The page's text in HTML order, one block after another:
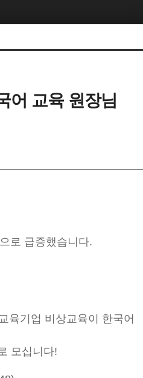
어 교육 원장님
로 급증했습니다.
육기업 비상교육이 한국어
모십니다!